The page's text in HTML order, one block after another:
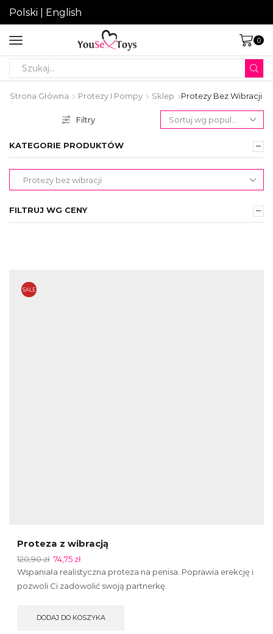
Polski English
0
Strona Główna Protezy I Pompy Sklep Protezy Bez Wibracji
Filtry
KATEGORIE PRODUKTÓW
FILTRUJ WG CENY
SALE
Proteza z wibracją
120,90zł 74,75 zł
Wspaniała realistyczna proteza na penisa. Poprawia erekcję i
pozwoli Ci zadowolić swoją partnerkę.
DODAJ DO KOSZYKA